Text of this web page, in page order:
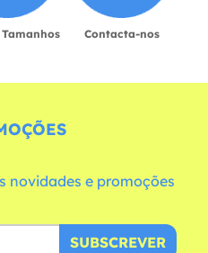
Contacta-nos
novidades e promoções
SUBSCREVER